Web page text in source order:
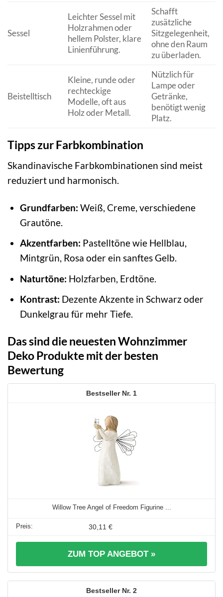
Sessel
Leichter Sessel mit
Holzrahmen oder
hellem Polster, klare
Linienführung.
Schafft
zusätzliche
Sitzgelegenheit,
ohne den Raum
zu überladen.
Beistelltisch
Kleine, runde oder
rechteckige
Modelle, oft aus
Holz oder Metall.
Nützlich für
Lampe oder
Getränke,
benötigt wenig
Platz.
Tipps zur Farbkombination
Skandinavische Farbkombinationen sind meist
reduziert und harmonisch.
Grundfarben: Weiß, Creme, verschiedene
Grautöne.
Akzentfarben: Pastelltöne wie Hellblau,
Mintgrün, Rosa oder ein sanftes Gelb.
Naturtöne: Holzfarben, Erdtöne.
Kontrast: Dezente Akzente in Schwarz oder
Dunkelgrau für mehr Tiefe.
Das sind die neuesten Wohnzimmer
Deko Produkte mit der besten
Bewertung
1
Willow Tree Angel of Freedom Figurine ...
30,11 €
ZUM TOP ANGEBOT »
2